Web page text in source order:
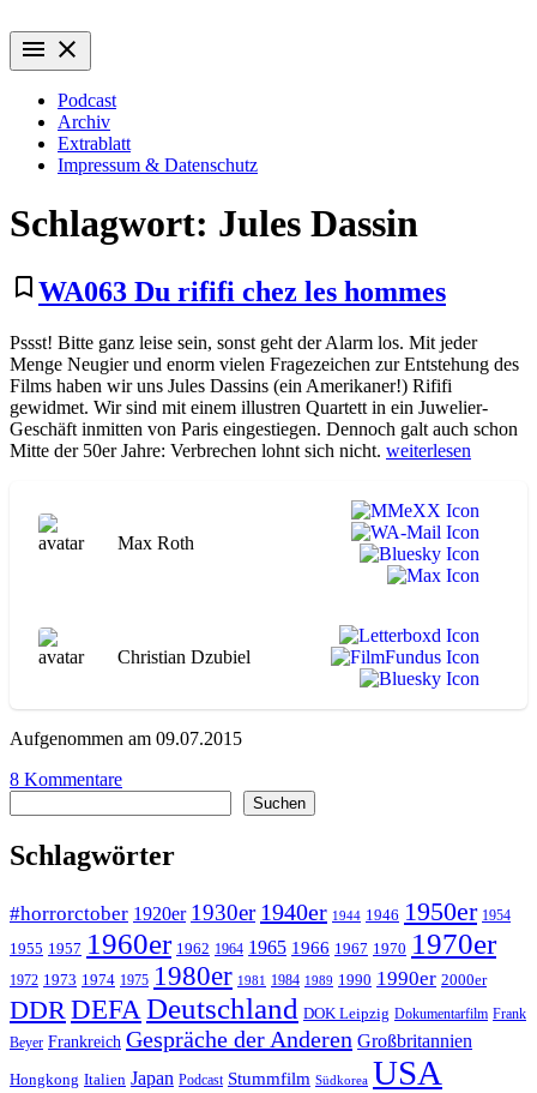
Inhalt
springen
Wiederaufführung
Alte Filme. Neu entdeckt.
menu close
Podcast
Archiv
Extrablatt
Impressum & Datenschutz
Schlagwort: Jules Dassin
bookmark_border WA063 Du rififi chez les hommes
Pssst! Bitte ganz leise sein, sonst geht der Alarm los. Mit jeder
Menge Neugier und enorm vielen Fragezeichen zur Entstehung des
Films haben wir uns Jules Dassins (ein Amerikaner!) Rififi
gewidmet. Wir sind mit einem illustren Quartett in ein Juwelier-
Geschäft inmitten von Paris eingestiegen. Dennoch galt auch schon
Mitte der 50er Jahre: Verbrechen lohnt sich nicht. „WA063
chez
les
hommes“
weiterlesen
Max Roth
Christian Dzubiel
Aufgenommen am 09.07.2015
8 Kommentarezu
Du
rififi
chez
hommes
Suchen
Schlagwörter
#horrorctober 1920er 1930er 1940er 1944 1946 1950er 1954
1955 1957 1960er 1962 1964 1965 1966 1967 1970 1970er
1972 1973 1974 1975 1980er 1981 1984 1989 1990 1990er 2000er
DDR DEFA Deutschland DOK Leipzig Dokumentarfilm Frank
Beyer Frankreich Gespräche der Anderen Großbritannien
Hongkong Italien Japan Podcast Stummfilm Südkorea USA